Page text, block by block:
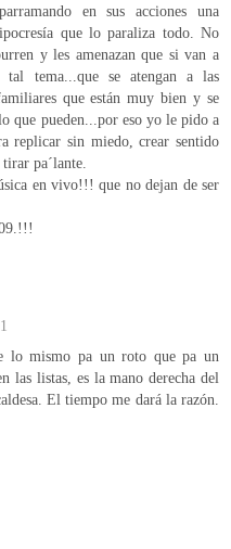
en sus acciones una
que lo paraliza todo. No
y les amenazan que si van a
tal tema...que se atengan a las
que están muy bien y se
que pueden...por eso yo le pido a
replicar sin miedo, crear sentido
pa´lante.
en vivo!!! que no dejan de ser
lo mismo pa un roto que pa un
las listas, es la mano derecha del
El tiempo me dará la razón.